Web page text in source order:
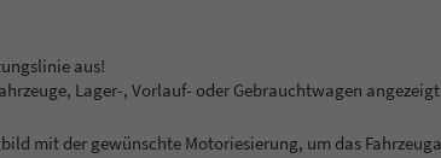
die Ausstattungslinie
Lager-, Vorlauf- oder Gebrauchtwagen
mit der gewünschte Motoriesierung, um das